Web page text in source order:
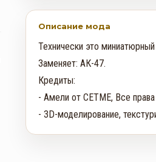
Rockstar
устройствах с
0
Описание мода
Технически это
Заменяет: АК-47.
Кредиты:
- Амели от CETME, Все
- 3D-моделирование,